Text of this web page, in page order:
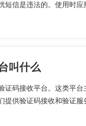
短信是违法的。使用时应
叫什么
证码接收平台。这类平
提供验证码接收和验证服